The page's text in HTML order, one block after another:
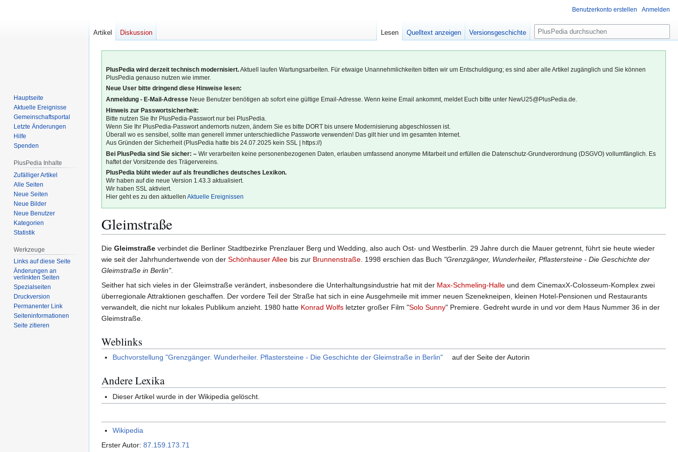
PlusPedia wird derzeit technisch modernisiert.Aktuell laufen Wartungsarbeiten. Für etwaige Unannehmlichkeiten bitten wir um Entschuldigung; es sind aber alle Artikel zugänglich und Sie können
PlusPedia genauso nutzen wie immer.
Neue User bitte dringend diese Hinweise lesen:
Anmeldung - E-Mail-Adresse Neue Benutzer benötigen ab sofort eine gültige Email-Adresse. Wenn keine Email ankommt, meldet Euch bitte unter NewU25@PlusPedia.de.
Hinweis zur Passwortsicherheit:
Bitte nutzen Sie Ihr PlusPedia-Passwort nur bei PlusPedia.
Wenn Sie Ihr PlusPedia-Passwort andernorts nutzen, ändern Sie es bitte DORT bis unsere Modernisierung abgeschlossen ist.
Überall wo es sensibel, sollte man generell immer unterschiedliche Passworte verwenden! Das gilt hier und im gesamten Internet.
Aus Gründen der Sicherheit (PlusPedia hatte bis 24.07.2025 kein SSL | https://)
Bei PlusPedia sind Sie sicher: – Wir verarbeiten keine personenbezogenen Daten, erlauben umfassend anonyme Mitarbeit und erfüllen die Datenschutz-Grundverordnung (DSGVO) vollumfänglich. Es
haftet der Vorsitzende des Trägervereins.
PlusPedia blüht wieder auf als freundliches deutsches Lexikon.
Wir haben auf die neue Version 1.43.3 aktualisiert.
Wir haben SSL aktiviert.
Hier geht es zu den aktuellenAktuelle Ereignissen
Gleimstraße
Zur
Navigation
springen
Zur
Suche
springen
Die Gleimstraße verbindet die Berliner Stadtbezirke Prenzlauer Berg und Wedding, also auch Ost- und Westberlin. 29 Jahre durch die Mauer getrennt, führt sie heute wieder
wie seit der Jahrhundertwende von der Schönhauser Allee bis zur Brunnenstraße . 1998 erschien das Buch "Grenzgänger, Wunderheiler, Pflastersteine - Die Geschichte der
Gleimstraße in Berlin".
Seither hat sich vieles in der Gleimstraße verändert, insbesondere die Unterhaltungsindustrie hat mit der Max-Schmeling-Halle und dem CinemaxX-Colosseum-Komplex zwei
überregionale Attraktionen geschaffen. Der vordere Teil der Straße hat sich in eine Ausgehmeile mit immer neuen Szenekneipen, kleinen Hotel-Pensionen und Restaurants
verwandelt, die nicht nur lokales Publikum anzieht. 1980 hatte Konrad Wolfs letzter großer Film "Solo Sunny" Premiere. Gedreht wurde in und vor dem Haus Nummer 36 in der
Gleimstraße.
Weblinks
Buchvorstellung "Grenzgänger. Wunderheiler. Pflastersteine - Die Geschichte der Gleimstraße in Berlin" auf der Seite der Autorin
Andere Lexika
Dieser Artikel wurde in der Wikipedia gelöscht.
Wikipedia
Erster Autor: 87.159.173.71
Benutzerkonto erstellen Anmelden
Artikel Diskussion Lesen Quelltext anzeigen Versionsgeschichte
S
u
c
e
Hauptseite
Aktuelle Ereignisse
Gemeinschafts­portal
Letzte Änderungen
Hilfe
Spenden
PlusPedia Inhalte
Zufälliger Artikel
Alle Seiten
Neue Seiten
Neue Bilder
Neue Benutzer
Kategorien
Statistik
Werkzeuge
Links auf diese Seite
Änderungen an
verlinkten Seiten
Spezialseiten
Druckversion
Permanenter Link
Seiten­­informationen
Seite zitieren